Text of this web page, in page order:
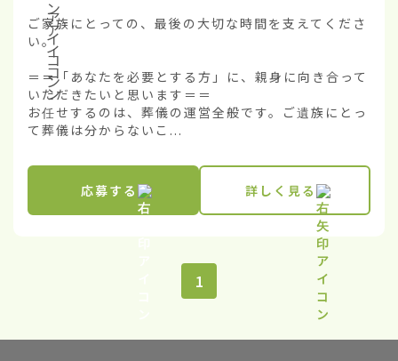
ご家族にとっての、最後の大切な時間を支えてくださ
い。
＝＝「あなたを必要とする方」に、親身に向き合って
いただきたいと思います＝＝
お任せするのは、葬儀の運営全般です。ご遺族にとっ
て葬儀は分からないこ...
応募する 詳しく見る
1